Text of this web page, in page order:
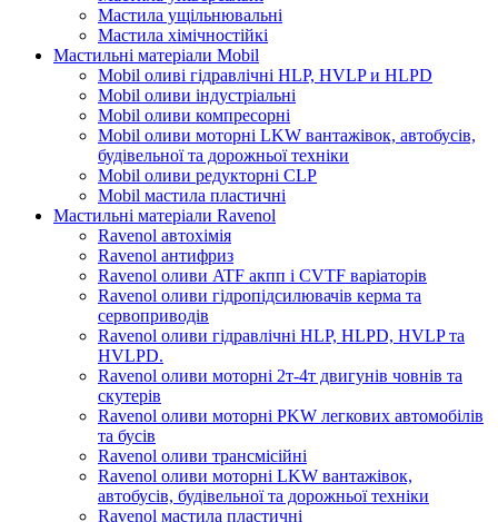
Мастила ущільнювальні
Мастила хімічностійкі
Мастильні матеріали Mobil
Mobil оливі гідравлічні HLP, HVLP и HLPD
Mobil оливи індустріальні
Mobil оливи компресорні
Mobil оливи моторні LKW вантажівок, автобусів,
будівельної та дорожньої техніки
Mobil оливи редукторні CLP
Mobil мастила пластичні
Мастильні матеріали Ravenol
Ravenol автохімія
Ravenol антифриз
Ravenol оливи ATF акпп і CVTF варіаторів
Ravenol оливи гідропідсилювачів керма та
сервоприводів
Ravenol оливи гідравлічні HLP, HLPD, HVLP та
HVLPD.
Ravenol оливи моторні 2т-4т двигунів човнів та
скутерів
Ravenol оливи моторні PKW легкових автомобілів
та бусів
Ravenol оливи трансмісійні
Ravenol оливи моторні LKW вантажівок,
автобусів, будівельної та дорожньої техніки
Ravenol мастила пластичні